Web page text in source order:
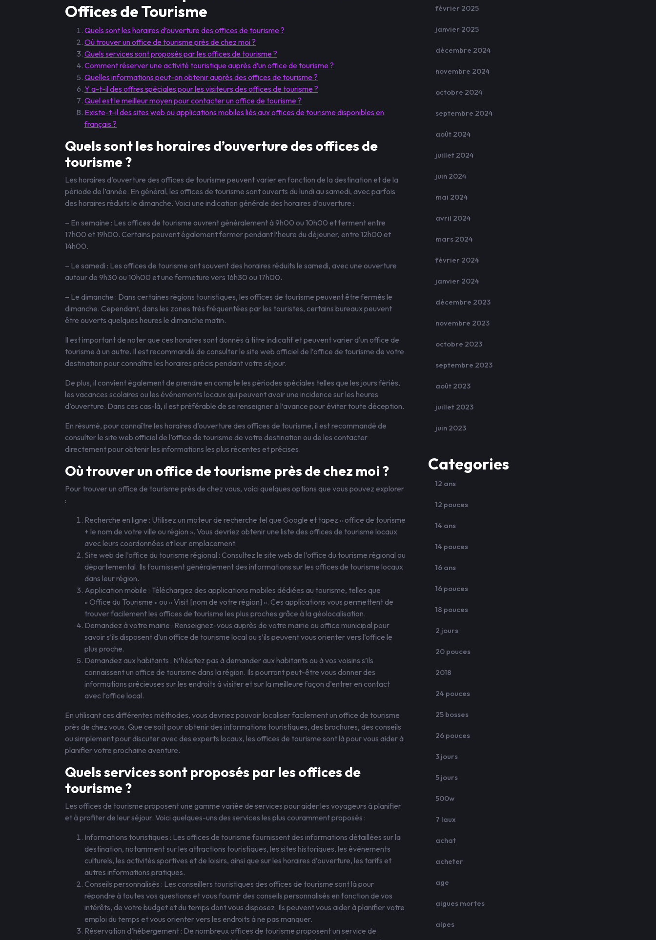
Offices de Tourisme
Quels sont les horaires d’ouverture des offices de tourisme ?
Où trouver un office de tourisme près de chez moi ?
Quels services sont proposés par les offices de tourisme ?
Comment réserver une activité touristique auprès d’un office de tourisme ?
Quelles informations peut-on obtenir auprès des offices de tourisme ?
Y a-t-il des offres spéciales pour les visiteurs des offices de tourisme ?
Quel est le meilleur moyen pour contacter un office de tourisme ?
Existe-t-il des sites web ou applications mobiles liés aux offices de tourisme disponibles en
français ?
Quels sont les horaires d’ouverture des offices de
tourisme ?
Les horaires d’ouverture des offices de tourisme peuvent varier en fonction de la destination et de la
période de l’année. En général, les offices de tourisme sont ouverts du lundi au samedi, avec parfois
des horaires réduits le dimanche. Voici une indication générale des horaires d’ouverture :
– En semaine : Les offices de tourisme ouvrent généralement à 9h00 ou 10h00 et ferment entre
17h00 et 19h00. Certains peuvent également fermer pendant l’heure du déjeuner, entre 12h00 et
14h00.
– Le samedi : Les offices de tourisme ont souvent des horaires réduits le samedi, avec une ouverture
autour de 9h30 ou 10h00 et une fermeture vers 16h30 ou 17h00.
– Le dimanche : Dans certaines régions touristiques, les offices de tourisme peuvent être fermés le
dimanche. Cependant, dans les zones très fréquentées par les touristes, certains bureaux peuvent
être ouverts quelques heures le dimanche matin.
Il est important de noter que ces horaires sont donnés à titre indicatif et peuvent varier d’un office de
tourisme à un autre. Il est recommandé de consulter le site web officiel de l’office de tourisme de votre
destination pour connaître les horaires précis pendant votre séjour.
De plus, il convient également de prendre en compte les périodes spéciales telles que les jours fériés,
les vacances scolaires ou les événements locaux qui peuvent avoir une incidence sur les heures
d’ouverture. Dans ces cas-là, il est préférable de se renseigner à l’avance pour éviter toute déception.
En résumé, pour connaître les horaires d’ouverture des offices de tourisme, il est recommandé de
consulter le site web officiel de l’office de tourisme de votre destination ou de les contacter
directement pour obtenir les informations les plus récentes et précises.
Où trouver un office de tourisme près de chez moi ?
Pour trouver un office de tourisme près de chez vous, voici quelques options que vous pouvez explorer
:
Recherche en ligne : Utilisez un moteur de recherche tel que Google et tapez « office de tourisme
+ le nom de votre ville ou région ». Vous devriez obtenir une liste des offices de tourisme locaux
avec leurs coordonnées et leur emplacement.
Site web de l’office du tourisme régional : Consultez le site web de l’office du tourisme régional ou
départemental. Ils fournissent généralement des informations sur les offices de tourisme locaux
dans leur région.
Application mobile : Téléchargez des applications mobiles dédiées au tourisme, telles que
« Office du Tourisme » ou « Visit [nom de votre région] ». Ces applications vous permettent de
trouver facilement les offices de tourisme les plus proches grâce à la géolocalisation.
Demandez à votre mairie : Renseignez-vous auprès de votre mairie ou office municipal pour
savoir s’ils disposent d’un office de tourisme local ou s’ils peuvent vous orienter vers l’office le
plus proche.
Demandez aux habitants : N’hésitez pas à demander aux habitants ou à vos voisins s’ils
connaissent un office de tourisme dans la région. Ils pourront peut-être vous donner des
informations précieuses sur les endroits à visiter et sur la meilleure façon d’entrer en contact
avec l’office local.
En utilisant ces différentes méthodes, vous devriez pouvoir localiser facilement un office de tourisme
près de chez vous. Que ce soit pour obtenir des informations touristiques, des brochures, des conseils
ou simplement pour discuter avec des experts locaux, les offices de tourisme sont là pour vous aider à
planifier votre prochaine aventure.
Quels services sont proposés par les offices de
tourisme ?
Les offices de tourisme proposent une gamme variée de services pour aider les voyageurs à planifier
et à profiter de leur séjour. Voici quelques-uns des services les plus couramment proposés :
Informations touristiques : Les offices de tourisme fournissent des informations détaillées sur la
destination, notamment sur les attractions touristiques, les sites historiques, les événements
culturels, les activités sportives et de loisirs, ainsi que sur les horaires d’ouverture, les tarifs et
autres informations pratiques.
Conseils personnalisés : Les conseillers touristiques des offices de tourisme sont là pour
répondre à toutes vos questions et vous fournir des conseils personnalisés en fonction de vos
intérêts, de votre budget et du temps dont vous disposez. Ils peuvent vous aider à planifier votre
emploi du temps et vous orienter vers les endroits à ne pas manquer.
Réservation d’hébergement : De nombreux offices de tourisme proposent un service de
février 2025
janvier 2025
décembre 2024
novembre 2024
octobre 2024
septembre 2024
août 2024
juillet 2024
juin 2024
mai 2024
avril 2024
mars 2024
février 2024
janvier 2024
décembre 2023
novembre 2023
octobre 2023
septembre 2023
août 2023
juillet 2023
juin 2023
Categories
12 ans
12 pouces
14 ans
14 pouces
16 ans
16 pouces
18 pouces
2 jours
20 pouces
2018
24 pouces
25 bosses
26 pouces
3 jours
5 jours
500w
7 laux
achat
acheter
age
aigues mortes
alpes